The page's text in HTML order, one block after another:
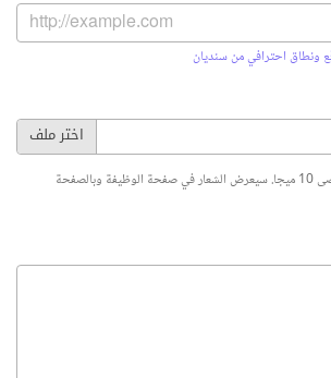
ونطاق احترافي من سنديان
200x200 بكسل. الحجم الأقصى 10 ميجا. سيعرض الشعار في صفحة الوظيفة وبالصفحة